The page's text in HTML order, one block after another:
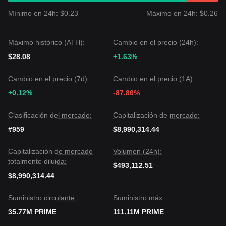
esperan un catalizador del mercado más amplio de altcoins
Si PRIME rompe por encima de
$10.50
, el siguiente objetivo
de precio probablemente sea
Si PRIME cae por debajo de
$8.20, el siguiente objetivo de
Consenso del mercado
Echelon Prime podría experimentar fluctuaciones continuas
mantenga el soporte clave en $8.20, se espera que la
tendencia de mediano plazo permanezca constructiva
Mínimo en 24h: $0.23 Máximo en 24h: $0.26
Máximo histórico (ATH):
$28.08
Cambio en el precio (24h):
+1.63%
Cambio en el precio (7d):
+0.12%
Cambio en el precio (1A):
-87.86%
Clasificación del mercado:
#959
Capitalización de mercado:
$8,990,314.44
Capitalización de mercado
totalmente diluida:
$8,990,314.44
Volumen (24h):
$493,112.51
Suministro circulante:
35.77M PRIME
Suministro máx.:
111.11M PRIME